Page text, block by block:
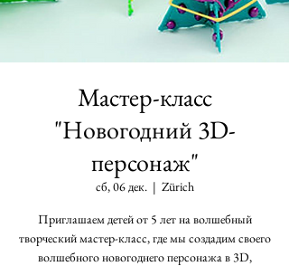
Мастер-класс
"Новогодний 3D-
персонаж"
сб, 06 дек.
  |
Zürich
Приглашаем детей от 5 лет на волшебный
творческий мастер-класс, где мы создадим своего
волшебного новогоднего персонажа в 3D,